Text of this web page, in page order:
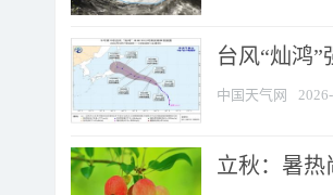
台风“灿鸿
中国天气网
立秋：暑